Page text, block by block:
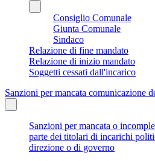
Consiglio Comunale
Giunta Comunale
Sindaco
Relazione di fine mandato
Relazione di inizio mandato
Soggetti cessati dall'incarico
Sanzioni per mancata comunicazione
Sanzioni per mancata o
parte dei titolari di incarichi
direzione o di governo